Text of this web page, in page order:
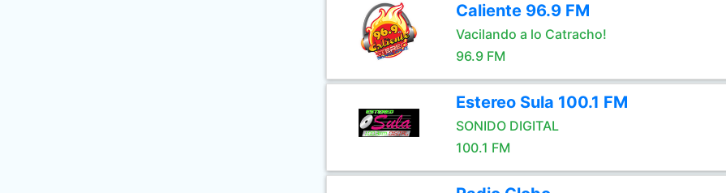
Caliente 96.9 FM
Vacilando a lo Catracho!
96.9 FM
Estereo Sula 100.1 FM
SONIDO DIGITAL
100.1 FM